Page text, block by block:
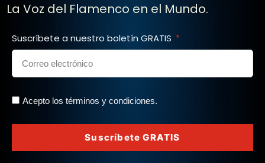
La Voz del Flamenco en el Mundo.
Suscríbete a nuestro boletín GRATIS
Acepto los términos y condiciones.
Suscríbete GRATIS